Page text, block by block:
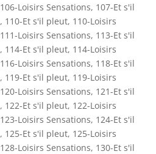
106-Loisirs Sensations, 107-Et s'il
, 110-Et s'il pleut, 110-Loisirs
111-Loisirs Sensations, 113-Et s'il
, 114-Et s'il pleut, 114-Loisirs
116-Loisirs Sensations, 118-Et s'il
, 119-Et s'il pleut, 119-Loisirs
120-Loisirs Sensations, 121-Et s'il
, 122-Et s'il pleut, 122-Loisirs
123-Loisirs Sensations, 124-Et s'il
, 125-Et s'il pleut, 125-Loisirs
128-Loisirs Sensations, 130-Et s'il